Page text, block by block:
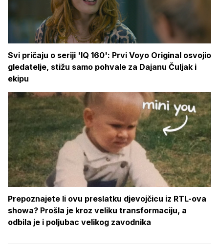
Svi pričaju o seriji 'IQ 160': Prvi Voyo Original osvojio
gledatelje, stižu samo pohvale za Dajanu Čuljak i
ekipu
Prepoznajete li ovu preslatku djevojčicu iz RTL-ova
showa? Prošla je kroz veliku transformaciju, a
odbila je i poljubac velikog zavodnika